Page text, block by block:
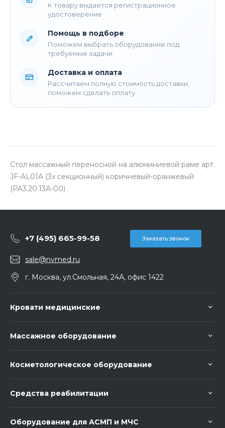
К товару выдается регистрационное
удостоверение
Помощь в подборе
Поможем выбрать оборудование под
требуемые задачи
Доставка и оплата
Рассчитаем полную стоимость доставки,
поможем сделать оплату
Стол массажный переносной на алюминиевой раме арт.
JF-AL01A (3х секционный) коричневый-оранжевый
(PA3.20.13A-00)
+7 (495) 665-99-58 Заказать звонок
sale@nvmed.ru
г. Москва, ул.Смольная, 24А, офис 1422
Кровати медицинские
Массажное оборудование
Косметологическое оборудование
Средства реабилитации
Оборудование для АСМП и МЧС